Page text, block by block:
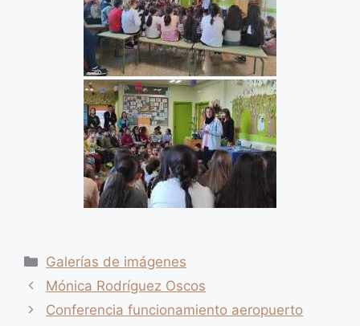
Categorías
Galerías de imágenes
Mónica Rodríguez Oscos
Conferencia funcionamiento aeropuerto